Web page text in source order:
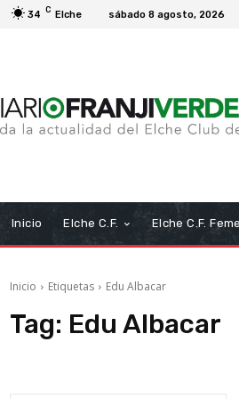
34 C Elche sábado 8 agosto, 2026
Inicio Elche C.F. Elche C.F.
Inicio Etiquetas Edu Albacar
Tag: Edu Albacar